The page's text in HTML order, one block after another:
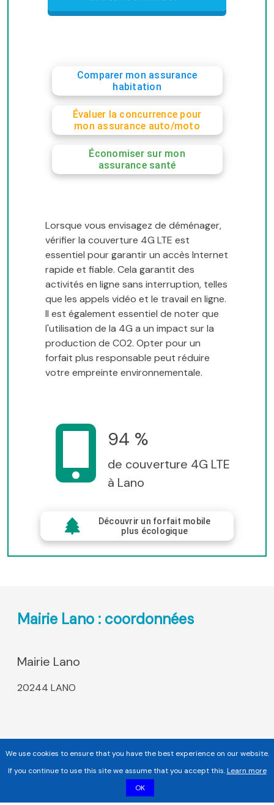
Comparer mon assurance
habitation
Évaluer la concurrence pour
mon assurance auto/moto
Économiser sur mon
assurance santé
Lorsque vous envisagez de déménager,
vérifier la couverture 4G LTE est
essentiel pour garantir un accès Internet
rapide et fiable. Cela garantit des
activités en ligne sans interruption, telles
que les appels vidéo et le travail en ligne.
Il est également essentiel de noter que
l'utilisation de la 4G a un impact sur la
production de CO2. Opter pour un
forfait plus responsable peut réduire
votre empreinte environnementale.
94 %
de couverture 4G LTE
à Lano
Découvrir un forfait mobile
plus écologique
Mairie Lano : coordonnées
Mairie Lano
20244 LANO
We use cookies to ensure that you have the best experience on our website.
If you continue to use this site we assume that you accept this.Learn more
OK